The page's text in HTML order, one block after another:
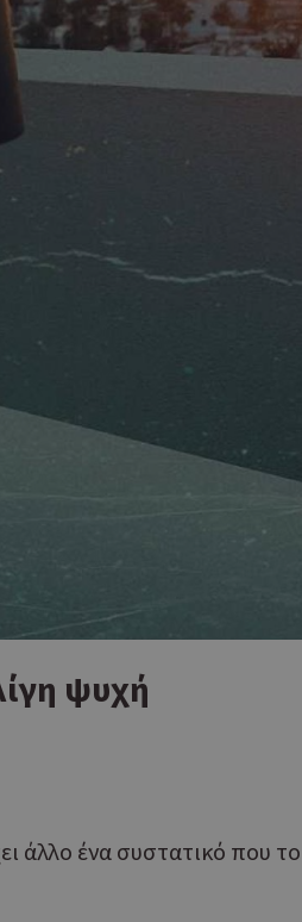
ψυχή
ένα συστατικό που το